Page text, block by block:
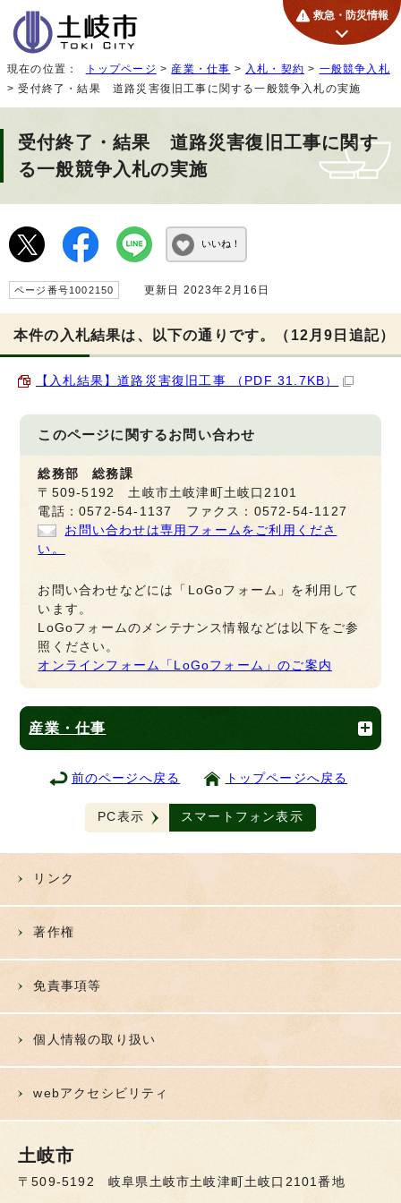
救急・防災情報
現在の位置： トップページ > 産業・仕事 > 入札・契約 > 一般競争入札
> 受付終了・結果 道路災害復旧工事に関する一般競争入札の実施
受付終了・結果 道路災害復旧工事に関す
る一般競争入札の実施
いいね！
ページ番号1002150 更新日 2023年2月16日
本件の入札結果は、以下の通りです。（12月9日追記）
【入札結果】道路災害復旧工事 （PDF 31.7KB）
このページに関するお問い合わせ
総務部 総務課
〒509-5192 土岐市土岐津町土岐口2101
電話：0572-54-1137 ファクス：0572-54-1127
お問い合わせは専用フォームをご利用くださ
い。
お問い合わせなどには「LoGoフォーム」を利用して
います。
LoGoフォームのメンテナンス情報などは以下をご参
照ください。
オンラインフォーム「LoGoフォーム」のご案内
産業・仕事
前のページへ戻る トップページへ戻る
PC表示 スマートフォン表示
リンク
著作権
免責事項等
個人情報の取り扱い
webアクセシビリティ
土岐市
〒509-5192 岐阜県土岐市土岐津町土岐口2101番地